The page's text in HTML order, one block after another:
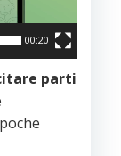
00:20
parti